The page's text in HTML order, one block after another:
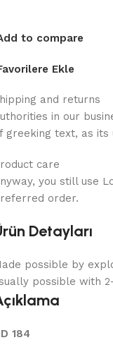
to compare
Ekle
and returns
in our
greeking text, as
care
you still use
order.
Detayları
possible by
possible with
184